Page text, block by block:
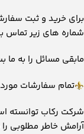
برای خرید و ثبت
شماره های زیر تماس
مابقی مسائل را به ما
تمام سفارشات
شرکت رکاب توانسته
آرامش خاطر مطلوبی